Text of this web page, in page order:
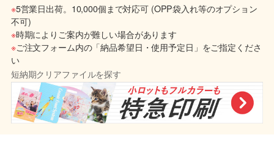
※5営業日出荷。10,000個まで対応可 (OPP袋入れ等のオプション
不可)
※時期によりご案内が難しい場合があります
※ご注文フォーム内の「納品希望日・使用予定日」をご指定くださ
い
短納期クリアファイルを探す